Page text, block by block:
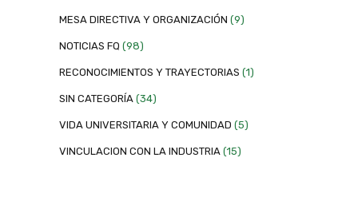
MESA DIRECTIVA Y ORGANIZACIÓN (9)
NOTICIAS FQ (98)
RECONOCIMIENTOS Y TRAYECTORIAS (1)
SIN CATEGORÍA (34)
VIDA UNIVERSITARIA Y COMUNIDAD (5)
VINCULACION CON LA INDUSTRIA (15)